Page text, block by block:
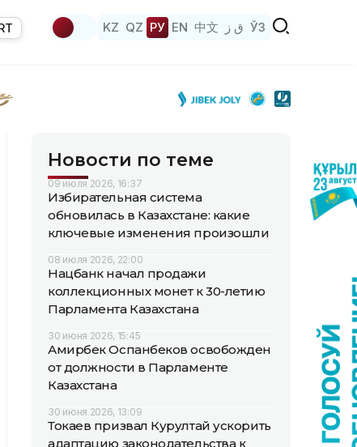
KZ QZ РУ EN 中文 ق ز ЎЗ
Новости по теме
09 июля 2026, 16:37
Избирательная система
обновилась в Казахстане: какие
ключевые изменения произошли
08 июля 2026, 22:00
Нацбанк начал продажи
коллекционных монет к 30-летию
Парламента Казахстана
30 июня 2026, 15:45
Амирбек Оспанбеков освобожден
от должности в Парламенте
Казахстана
30 июня 2026, 13:09
Токаев призвал Курултай ускорить
адаптацию законодательства к